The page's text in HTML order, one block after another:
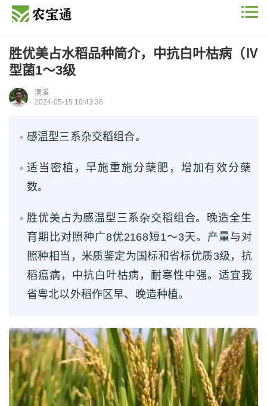
胜优美占水稻品种简介，中抗白叶枯病（Ⅳ
型菌1～3级
洞溪
2024-05-15 10:43:36
感温型三系杂交稻组合。
适当密植，早施重施分蘖肥，增加有效分蘖
数。
胜优美占为感温型三系杂交稻组合。晚造全生
育期比对照种广8优2168短1～3天。产量与对
照种相当，米质鉴定为国标和省标优质3级，抗
稻瘟病，中抗白叶枯病，耐寒性中强。适宜我
省粤北以外稻作区早、晚造种植。